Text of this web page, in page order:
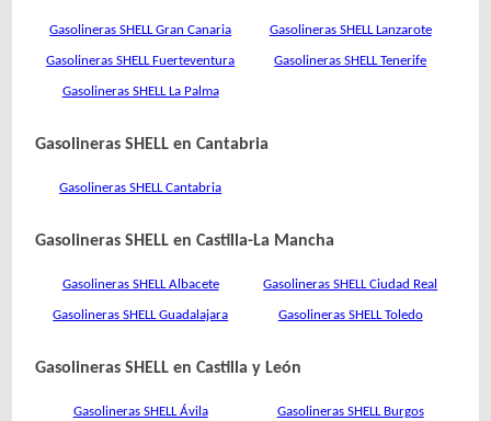
Gasolineras SHELL Gran Canaria Gasolineras SHELL Lanzarote
Gasolineras SHELL Fuerteventura Gasolineras SHELL Tenerife
Gasolineras SHELL La Palma
Gasolineras SHELL en Cantabria
Gasolineras SHELL Cantabria
Gasolineras SHELL en Castilla-La Mancha
Gasolineras SHELL Albacete Gasolineras SHELL Ciudad Real
Gasolineras SHELL Guadalajara Gasolineras SHELL Toledo
Gasolineras SHELL en Castilla y León
Gasolineras SHELL Ávila Gasolineras SHELL Burgos